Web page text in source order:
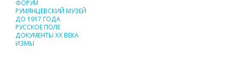
ФОРУМ
РУМЯНЦЕВСКИЙ МУЗЕЙ
ДО 1917 ГОДА
РУССКОЕ ПОЛЕ
ДОКУМЕНТЫ XX ВЕКА
ИЗМЫ